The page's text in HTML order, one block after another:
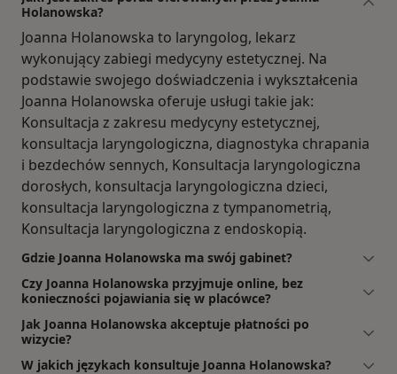
Holanowska?
Joanna Holanowska to laryngolog, lekarz
wykonujący zabiegi medycyny estetycznej. Na
podstawie swojego doświadczenia i wykształcenia
Joanna Holanowska oferuje usługi takie jak:
Konsultacja z zakresu medycyny estetycznej,
konsultacja laryngologiczna, diagnostyka chrapania
i bezdechów sennych, Konsultacja laryngologiczna
dorosłych, konsultacja laryngologiczna dzieci,
konsultacja laryngologiczna z tympanometrią,
Konsultacja laryngologiczna z endoskopią.
Gdzie Joanna Holanowska ma swój gabinet?
Czy Joanna Holanowska przyjmuje online, bez
konieczności pojawiania się w placówce?
Jak Joanna Holanowska akceptuje płatności po
wizycie?
W jakich językach konsultuje Joanna Holanowska?